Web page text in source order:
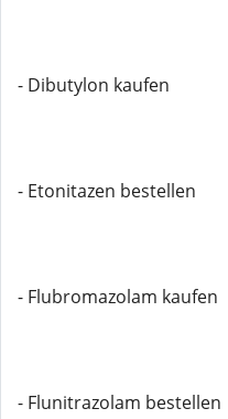
- Dibutylon kaufen
- Etonitazen bestellen
- Flubromazolam kaufen
- Flunitrazolam bestellen